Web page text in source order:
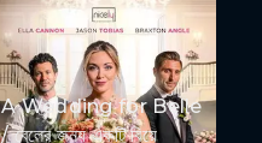
A Wedding for Belle
/ বেলের জন্য একটি বিয়ে